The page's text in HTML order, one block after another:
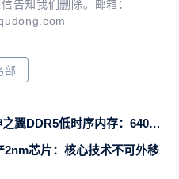
告知我们删除。邮箱：
部
低时序内存：6400MT/s突破至CL30！
2nm芯片：核心技术不可外移